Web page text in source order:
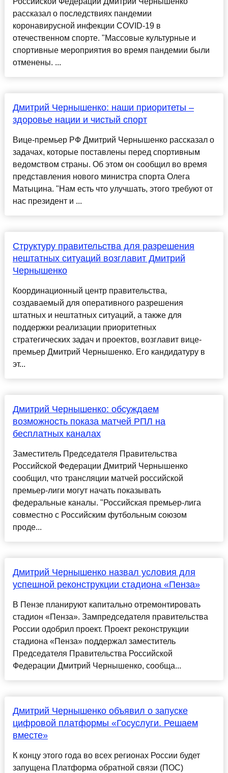
рассказал о последствиях пандемии
коронавирусной инфекции COVID-19 в
отечественном спорте. "Массовые культурные и
спортивные мероприятия во время пандемии были
отменены. ...
Дмитрий Чернышенко: наши приоритеты –
здоровье нации и чистый спорт
Вице-премьер РФ Дмитрий Чернышенко рассказал о
задачах, которые поставлены перед спортивным
ведомством страны. Об этом он сообщил во время
представления нового министра спорта Олега
Матыцина. "Нам есть что улучшать, этого требуют от
нас президент и ...
Структуру правительства для разрешения
нештатных ситуаций возглавит Дмитрий
Чернышенко
Координационный центр правительства,
создаваемый для оперативного разрешения
штатных и нештатных ситуаций, а также для
поддержки реализации приоритетных
стратегических задач и проектов, возглавит вице-
премьер Дмитрий Чернышенко. Его кандидатуру в
эт...
Дмитрий Чернышенко: обсуждаем
возможность показа матчей РПЛ на
бесплатных каналах
Заместитель Председателя Правительства
Российской Федерации Дмитрий Чернышенко
сообщил, что трансляции матчей российской
премьер-лиги могут начать показывать
федеральные каналы. "Российская премьер-лига
совместно с Российским футбольным союзом
проде...
Дмитрий Чернышенко назвал условия для
успешной реконструкции стадиона «Пенза»
В Пензе планируют капитально отремонтировать
стадион «Пенза». Зампредседателя правительства
России одобрил проект. Проект реконструкции
стадиона «Пенза» поддержал заместитель
Председателя Правительства Российской
Федерации Дмитрий Чернышенко, сообща...
Дмитрий Чернышенко объявил о запуске
цифровой платформы «Госуслуги. Решаем
вместе»
К концу этого года во всех регионах России будет
запущена Платформа обратной связи (ПОС)